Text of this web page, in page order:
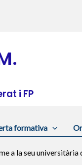
i FP
formativa
a la seu universitària